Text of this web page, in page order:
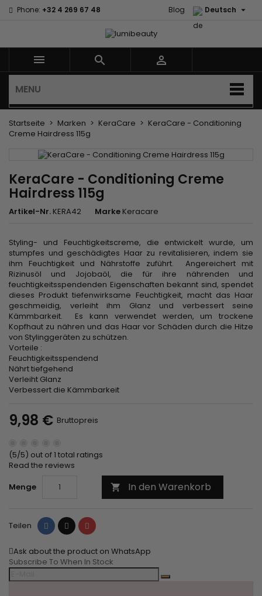
Phone: +32 4 269 67 48 Deutsch 
Blog
  
MENU
Startseite Marken KeraCare
KeraCare - Conditioning
Creme Hairdress 115g
KeraCare - Conditioning Creme
Hairdress 115g
Artikel-Nr. KERA42 Marke Keracare
Styling- und Feuchtigkeitscreme, die entwickelt wurde, um
stumpfes und geschädigtes Haar zu revitalisieren, indem sie
ihm Feuchtigkeit und Nährstoffe zuführt. Angereichert mit
Rizinusöl und Jojobaöl, die für ihre nährenden und
feuchtigkeitsspendenden Eigenschaften bekannt sind, spendet
dieses Produkt tiefenwirksame Feuchtigkeit, macht das Haar
geschmeidig, verleiht ihm Glanz und verbessert seine
Kämmbarkeit. Es kann verwendet werden, um trockene
Kopfhaut zu nähren und das Haar vor Schäden durch die Hitze
von Stylinggeräten zu schützen.
Vorteile :
Feuchtigkeitsspendend
Nährt tiefgehend
Verleiht Glanz
Verbessert die Kämmbarkeit
9,98 € Bruttopreis
(5/5) out of 1 total ratings
Read the reviews
Menge
 In den Warenkorb
Teilen Teilen Tweet Pinterest
Ask about the product on WhatsApp
Subscribe To When In Stock